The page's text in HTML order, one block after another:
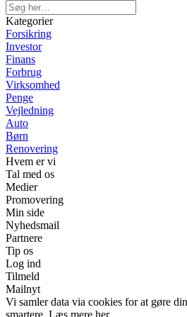
Kategorier
Forsikring
Investor
Finans
Forbrug
Virksomhed
Penge
Vejledning
Auto
Børn
Renovering
Hvem er vi
Tal med os
Medier
Promovering
Min side
Nyhedsmail
Partnere
Tip os
Log ind
Tilmeld
Mailnyt
Vi samler data via cookies for at gøre
smartere. Læs mere her.